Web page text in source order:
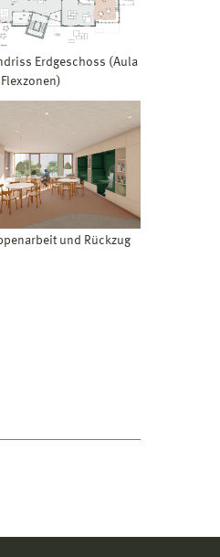
Erdgeschoss (Aula
und Rückzug